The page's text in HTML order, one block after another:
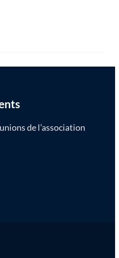
de l’association